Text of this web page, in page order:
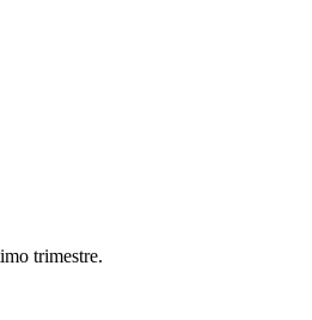
trimestre.